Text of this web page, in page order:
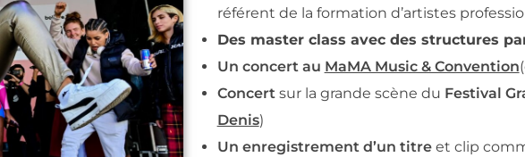
référent de la formation d’artistes
Des master class avec des structures
Un concert au MaMA Music & Convention
Concertsur la grande scène du Festival
Denis)
Un enregistrement d’un titreet clip